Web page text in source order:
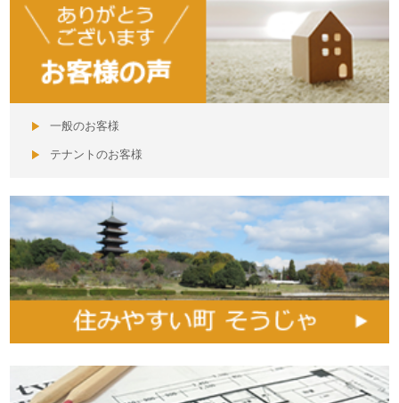
一般のお客様
テナントのお客様